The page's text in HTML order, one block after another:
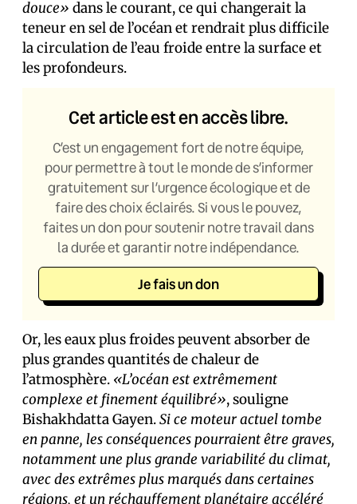
douce» dans le courant, ce qui changerait la
teneur en sel de l’océan et rendrait plus difficile
la circulation de l’eau froide entre la surface et
les profondeurs.
Cet article est en accès libre.
C’est un engagement fort de notre équipe,
pour permettre à tout le monde de s’informer
gratuitement sur l’urgence écologique et de
faire des choix éclairés. Si vous le pouvez,
faites un don pour soutenir notre travail dans
la durée et garantir notre indépendance.
Je fais un don
Or, les eaux plus froides peuvent absorber de
plus grandes quantités de chaleur de
l’atmosphère. «L’océan est extrêmement
complexe et finement équilibré», souligne
Bishakhdatta Gayen.Si ce moteur actuel tombe
en panne, les conséquences pourraient être graves,
notamment une plus grande variabilité du climat,
avec des extrêmes plus marqués dans certaines
régions, et un réchauffement planétaire accéléré